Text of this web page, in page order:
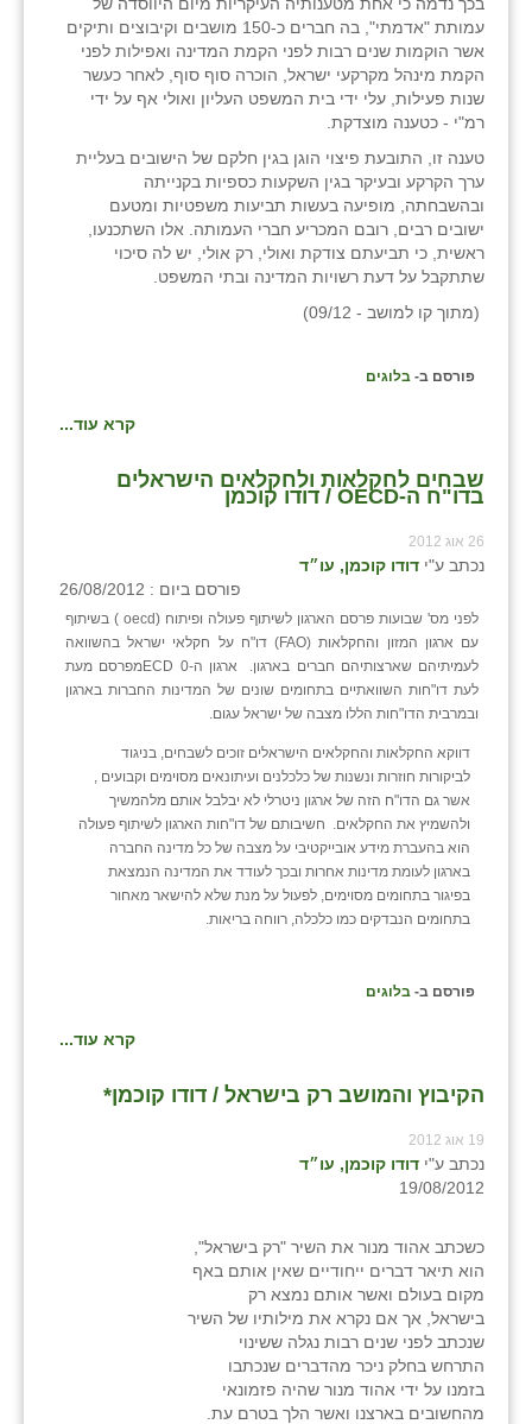
עמותת "אדמתי", בה חברים כ-150 מושבים וקיבוצים ותיקים
אשר הוקמות שנים רבות לפני הקמת המדינה ואפילות לפני
הקמת מינהל מקרקעי ישראל, הוכרה סוף סוף, לאחר כעשר
שנות פעילות, עלי ידי בית המשפט העליון ואולי אף על ידי
רמ"י - כטענה מוצדקת.
טענה זו, התובעת פיצוי הוגן בגין חלקם של הישובים בעליית
ערך הקרקע ובעיקר בגין השקעות כספיות בקנייתה
ובהשבחתה, מופיעה בעשות תביעות משפטיות ומטעם
ישובים רבים, רובם המכריע חברי העמותה. אלו השתכנעו,
ראשית, כי תביעתם צודקת ואולי, רק אולי, יש לה סיכוי
שתתקבל על דעת רשויות המדינה ובתי המשפט.
(מתוך קו למושב - 09/12)
פורסם ב- בלוגים
קרא עוד...
שבחים לחקלאות ולחקלאים הישראלים
בדו"ח ה-OECD / דודו קוכמן
26 אוג 2012
נכתב ע"י דודו קוכמן, עו״ד
פורסם ביום : 26/08/2012
לפני מס' שבועות פרסם הארגון לשיתוף פעולה ופיתוח (oecd ) בשיתוף
עם ארגון המזון והחקלאות (FAO) דו"ח על חקלאי ישראל בהשוואה
לעמיתיהם שארצותיהם חברים בארגון. ארגון ה-0 ECDמפרסם מעת
לעת דו"חות השוואתיים בתחומים שונים של המדינות החברות בארגון
ובמרבית הדו"חות הללו מצבה של ישראל עגום.
דווקא החקלאות והחקלאים הישראלים זוכים לשבחים, בניגוד
לביקורות חוזרות ונשנות של כלכלנים ועיתונאים מסוימים וקבועים ,
אשר גם הדו"ח הזה של ארגון ניטרלי לא יבלבל אותם מלהמשיך
ולהשמיץ את החקלאים. חשיבותם של דו"חות הארגון לשיתוף פעולה
הוא בהעברת מידע אובייקטיבי על מצבה של כל מדינה החברה
בארגון לעומת מדינות אחרות ובכך לעודד את המדינה הנמצאת
בפיגור בתחומים מסוימים, לפעול על מנת שלא להישאר מאחור
בתחומים הנבדקים כמו כלכלה, רווחה בריאות.
פורסם ב- בלוגים
קרא עוד...
הקיבוץ והמושב רק בישראל / דודו קוכמן*
19 אוג 2012
נכתב ע"י דודו קוכמן, עו״ד
19/08/2012
כשכתב אהוד מנור את השיר "רק בישראל",
הוא תיאר דברים ייחודיים שאין אותם באף
מקום בעולם ואשר אותם נמצא רק
בישראל, אך אם נקרא את מילותיו של השיר
שנכתב לפני שנים רבות נגלה ששינוי
התרחש בחלק ניכר מהדברים שנכתבו
בזמנו על ידי אהוד מנור שהיה פזמונאי
מהחשובים בארצנו ואשר הלך בטרם עת.